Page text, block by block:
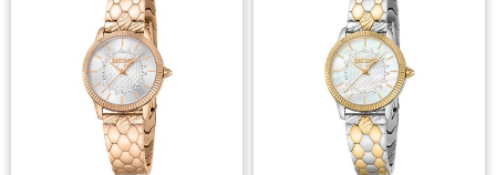
QUARZ
ROSENQUARZ